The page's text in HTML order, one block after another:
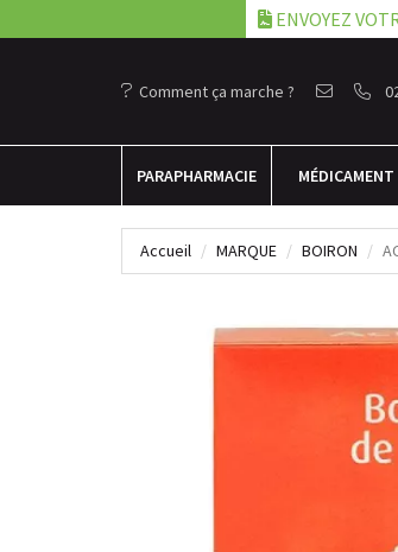
ENVOYEZ
Comment ça marche ?
PARAPHARMACIE MÉDICAMENT
Accueil MARQUE BOIRON